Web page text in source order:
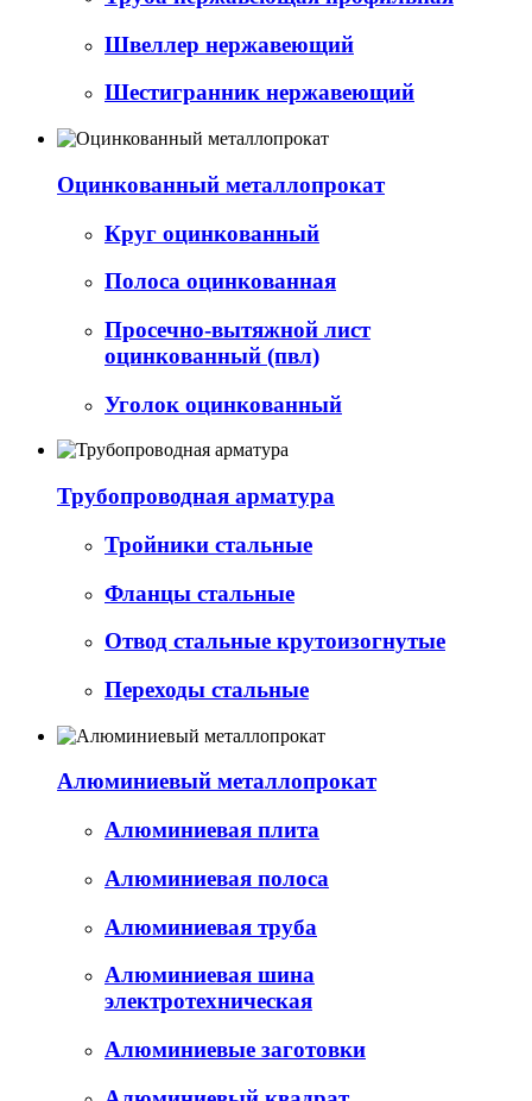
Швеллер нержавеющий
Шестигранник нержавеющий
Оцинкованный металлопрокат
Круг оцинкованный
Полоса оцинкованная
Просечно-вытяжной лист
оцинкованный (пвл)
Уголок оцинкованный
Трубопроводная арматура
Тройники стальные
Фланцы стальные
Отвод стальные крутоизогнутые
Переходы стальные
Алюминиевый металлопрокат
Алюминиевая плита
Алюминиевая полоса
Алюминиевая труба
Алюминиевая шина
электротехническая
Алюминиевые заготовки